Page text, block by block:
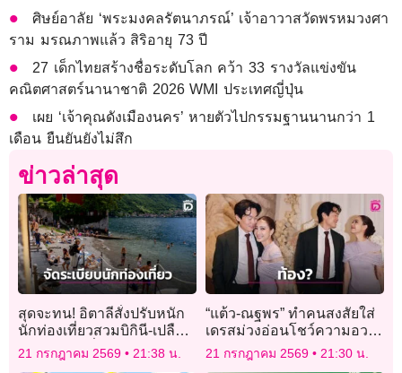
ศิษย์อาลัย ‘พระมงคลรัตนาภรณ์’ เจ้าอาวาสวัดพรหมวงศา
ราม มรณภาพแล้ว สิริอายุ 73 ปี
27 เด็กไทยสร้างชื่อระดับโลก คว้า 33 รางวัลแข่งขัน
คณิตศาสตร์นานาชาติ 2026 WMI ประเทศญี่ปุ่น
เผย ‘เจ้าคุณดังเมืองนคร’ หายตัวไปกรรมฐานนานกว่า 1
เดือน ยืนยันยังไม่สึก
ข่าวล่าสุด
สุดจะทน! อิตาลีสั่งปรับหนัก
นักท่องเที่ยวสวมบิกินี-เปลือย
อกเดินร่อนทั่วเมือง
21 กรกฎาคม 2569 21:38 น.
“แต้ว-ณฐพร” ทำคนสงสัยใส่
เดรสม่วงอ่อนโชว์ความอวบ
ทำเอฟซีแซวหนักมาก “ลูกมา
แล้วแน่ๆ”
21 กรกฎาคม 2569 21:30 น.